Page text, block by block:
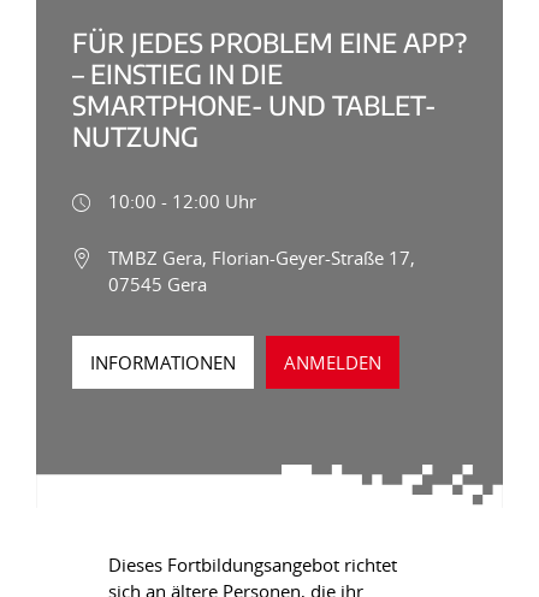
FÜR JEDES PROBLEM EINE APP?
– EINSTIEG IN DIE
SMARTPHONE- UND TABLET-
NUTZUNG
10:00 - 12:00 Uhr
TMBZ Gera, Florian-Geyer-Straße 17,
07545 Gera
INFORMATIONEN ANMELDEN
Dieses Fortbildungsangebot richtet
sich an ältere Personen, die ihr